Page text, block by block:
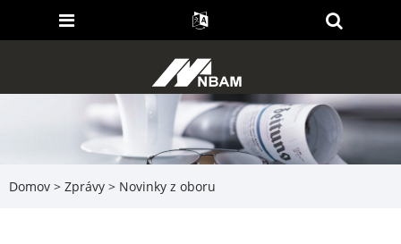
Domov > Zprávy > Novinky z oboru